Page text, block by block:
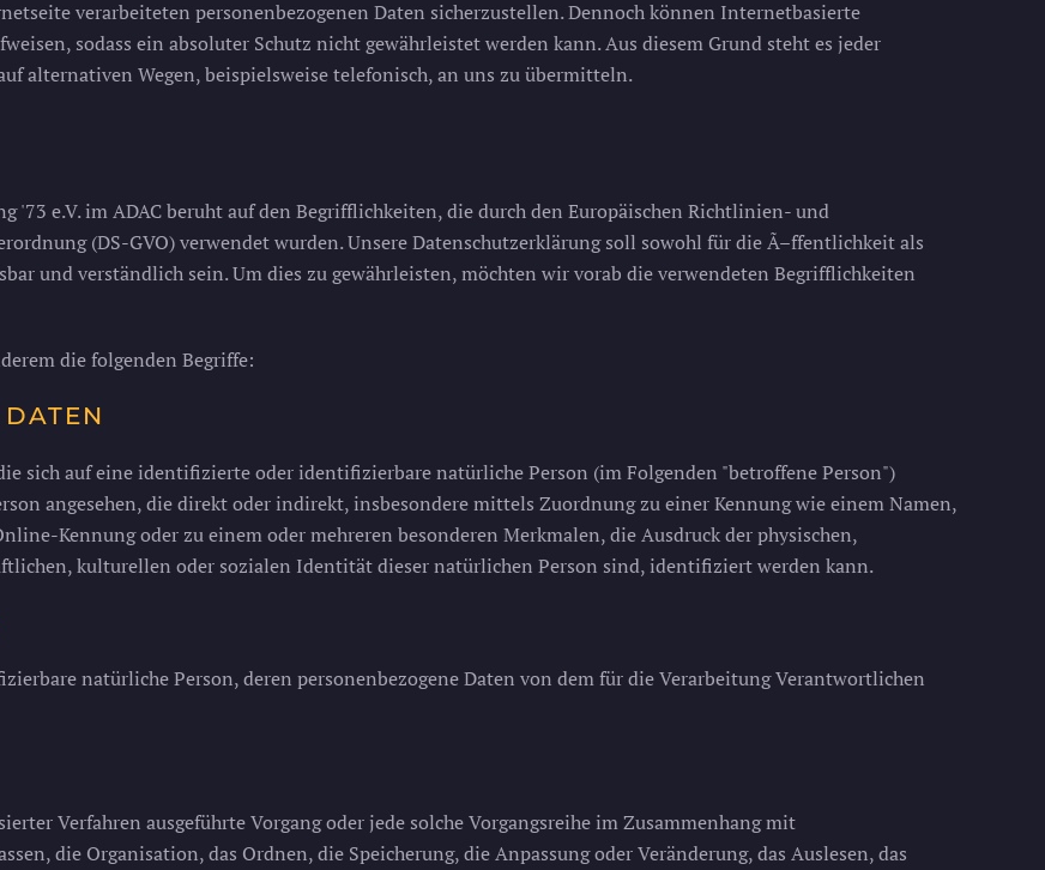
verarbeiteten personenbezogenen Daten sicherzustellen. Dennoch können Internetbasierte
sodass ein absoluter Schutz nicht gewährleistet werden kann. Aus diesem Grund steht es jeder
alternativen Wegen, beispielsweise telefonisch, an uns zu übermitteln.
'73 e.V. im ADAC beruht auf den Begrifflichkeiten, die durch den Europäischen Richtlinien- und
(DS-GVO) verwendet wurden. Unsere Datenschutzerklärung soll sowohl für die Ã–ffentlichkeit als
und verständlich sein. Um dies zu gewährleisten, möchten wir vorab die verwendeten Begrifflichkeiten
die folgenden Begriffe:
sich auf eine identifizierte oder identifizierbare natürliche Person (im Folgenden "betroffene Person")
angesehen, die direkt oder indirekt, insbesondere mittels Zuordnung zu einer Kennung wie einem Namen,
Kennung oder zu einem oder mehreren besonderen Merkmalen, die Ausdruck der physischen,
kulturellen oder sozialen Identität dieser natürlichen Person sind, identifiziert werden kann.
natürliche Person, deren personenbezogene Daten von dem für die Verarbeitung Verantwortlichen
Verfahren ausgeführte Vorgang oder jede solche Vorgangsreihe im Zusammenhang mit
die Organisation, das Ordnen, die Speicherung, die Anpassung oder Veränderung, das Auslesen, das